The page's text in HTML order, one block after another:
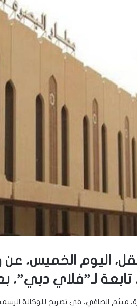
اليوم الخميس،
تابعة لـ”فلاي دبي”،
ميثم الصافي، في تصريح للوكالة